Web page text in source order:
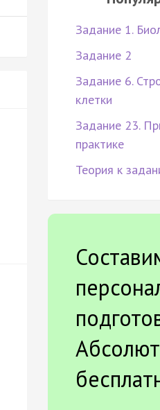
Задание 1.
Задание 2
Задание 6.
клетки
Задание 23.
практике
Теория к